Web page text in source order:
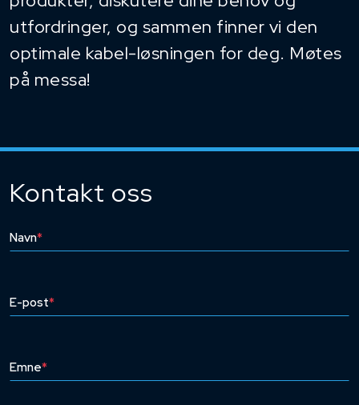
utfordringer, og sammen finner vi den
optimale kabel-løsningen for deg. Møtes
på messa!
Kontakt oss
Navn*
E-post*
Emne*